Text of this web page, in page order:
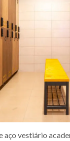
aço vestiário